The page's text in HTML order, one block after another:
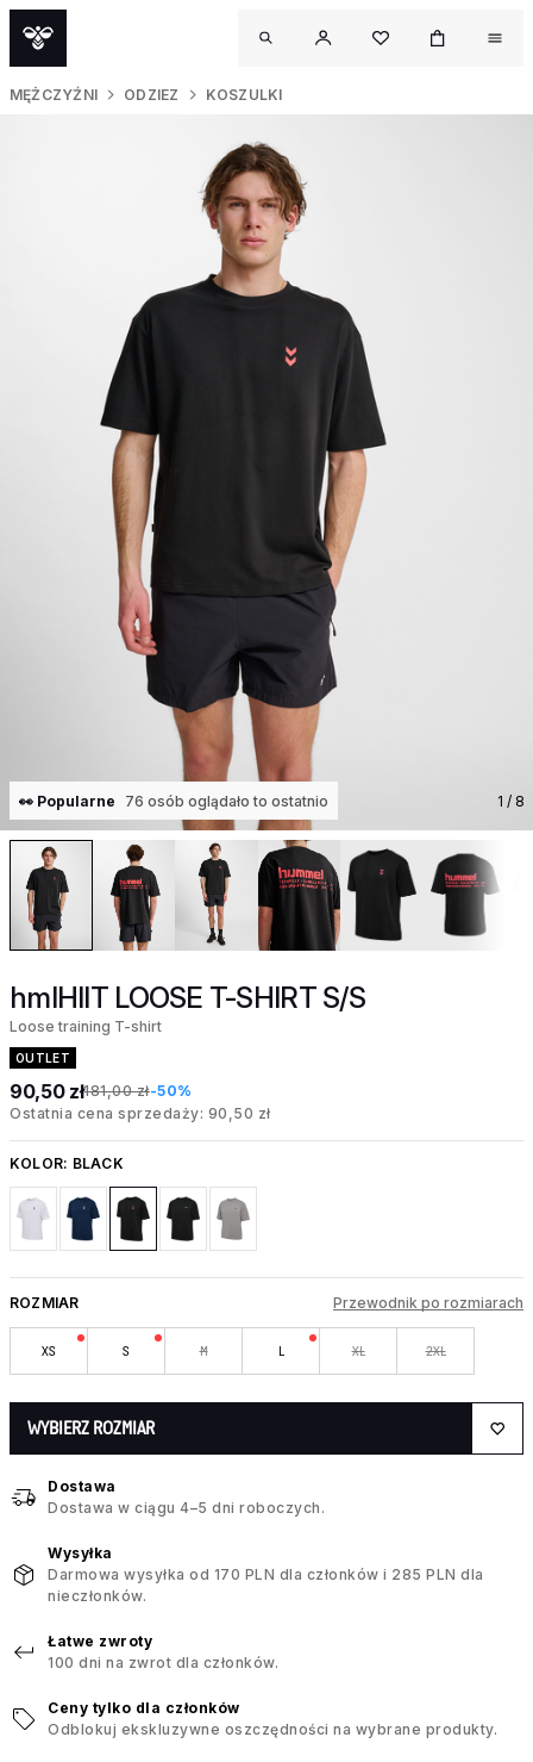
MĘŻCZYŹNI ODZIEZ KOSZULKI
👀 Popularne 76 osób oglądało to ostatnio 1 / 8
hmlHIIT LOOSE T-SHIRT S/S
Loose training T-shirt
OUTLET
90,50 zł181,00 zł-50%
Ostatnia cena sprzedaży: 90,50 zł
KOLOR: BLACK
ROZMIAR Przewodnik po rozmiarach
XS S M L XL 2XL
WYBIERZ ROZMIAR
Dostawa
Dostawa w ciągu 4–5 dni roboczych.
Wysyłka
Darmowa wysyłka od 170 PLN dla członków i 285 PLN dla
nieczłonków.
Łatwe zwroty
100 dni na zwrot dla członków.
Ceny tylko dla członków
Odblokuj ekskluzywne oszczędności na wybrane produkty.